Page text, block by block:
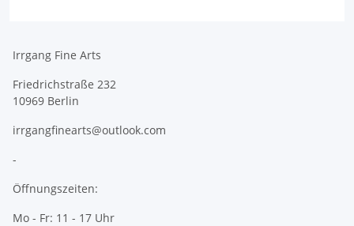
Irrgang Fine Arts
Friedrichstraße 232
10969 Berlin
irrgangfinearts@outlook.com
-
Öffnungszeiten:
Mo - Fr: 11 - 17 Uhr